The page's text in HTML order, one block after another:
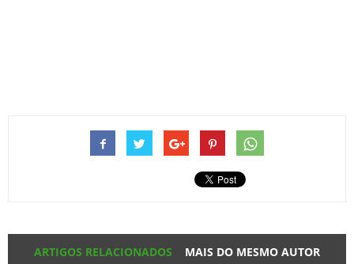
ARTIGOS RELACIONADOS MAIS DO MESMO AUTOR